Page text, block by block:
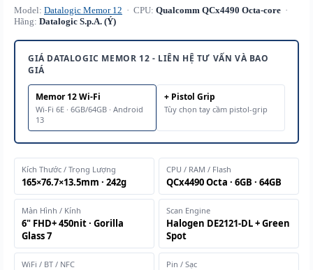
Model: Datalogic Memor 12 · CPU: Qualcomm QCx4490 Octa-core ·
Hãng: Datalogic S.p.A. (Ý)
GIÁ DATALOGIC MEMOR 12 - LIÊN HỆ TƯ VẤN VÀ BAO
GIÁ
Memor 12 Wi-Fi
Wi-Fi 6E · 6GB/64GB · Android
13
+ Pistol Grip
Tùy chọn tay cầm pistol-grip
Kích Thước / Trọng Lượng
165×76.7×13.5mm · 242g
CPU / RAM / Flash
QCx4490 Octa · 6GB · 64GB
Màn Hình / Kính
6" FHD+ 450nit · Gorilla
Glass 7
Scan Engine
Halogen DE2121-DL + Green
Spot
WiFi / BT / NFC Pin / Sạc